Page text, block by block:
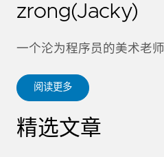
zrong(Jacky)
一个沦为程序员的美术老师
阅读更多
精选文章